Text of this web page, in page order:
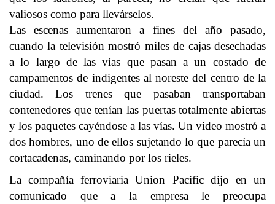
valiosos como para llevárselos.
Las escenas aumentaron a fines del año pasado,
cuando la televisión mostró miles de cajas desechadas
a lo largo de las vías que pasan a un costado de
campamentos de indigentes al noreste del centro de la
ciudad. Los trenes que pasaban transportaban
contenedores que tenían las puertas totalmente abiertas
y los paquetes cayéndose a las vías. Un video mostró a
dos hombres, uno de ellos sujetando lo que parecía un
cortacadenas, caminando por los rieles.
La compañía ferroviaria Union Pacific dijo en un
comunicado que a la empresa le preocupa